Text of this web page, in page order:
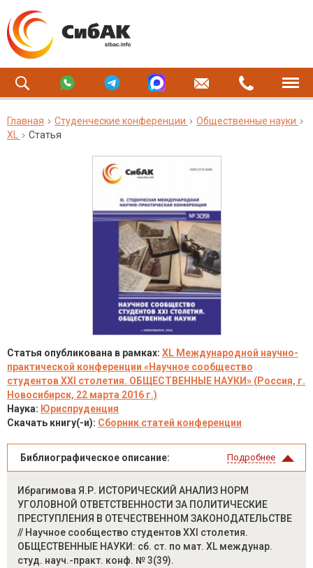
Главная Студенческие конференции
Общественные науки
XL
Статья
Статья опубликована в рамках: XL Международной научно-
практической конференции «Научное сообщество
студентов XXI столетия. ОБЩЕСТВЕННЫЕ НАУКИ» (Россия, г.
Новосибирск, 22 марта 2016 г.)
Наука: Юриспруденция
Скачать книгу(-и): Сборник статей конференции
Библиографическое описание: Подробнее
Ибрагимова Я.Р. ИСТОРИЧЕСКИЙ АНАЛИЗ НОРМ
УГОЛОВНОЙ ОТВЕТСТВЕННОСТИ ЗА ПОЛИТИЧЕСКИЕ
ПРЕСТУПЛЕНИЯ В ОТЕЧЕСТВЕННОМ ЗАКОНОДАТЕЛЬСТВЕ
// Научное сообщество студентов XXI столетия.
ОБЩЕСТВЕННЫЕ НАУКИ: сб. ст. по мат. XL междунар.
студ. науч.-практ. конф. № 3(39).